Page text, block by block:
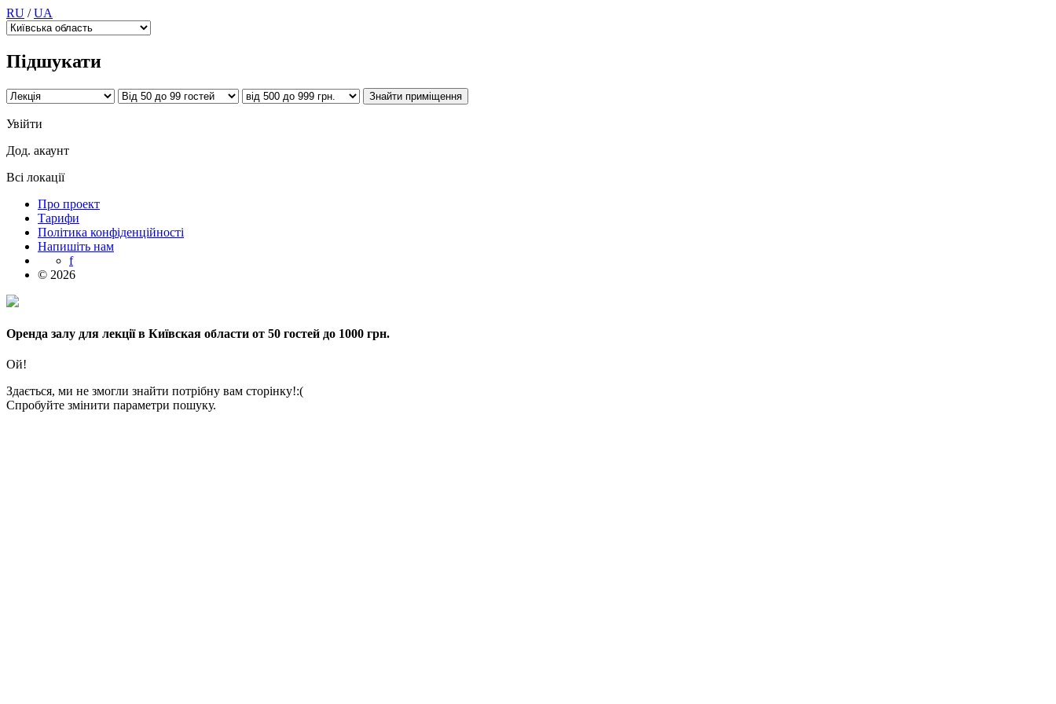
RU /UA
Підшукати
Увійти
Дод. акаунт
Всі локації
Про проект
Тарифи
Політика конфіденційності
Напишіть нам
f
© 2026
Оренда залу для лекції в Київская области от 50 гостей до 1000 грн.
Ой!
Здається, ми не змогли знайти потрібну вам сторінку!:(
Спробуйте змінити параметри пошуку.